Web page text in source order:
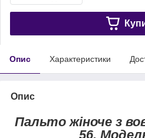
Опис Характеристики
Опис
Пальто жіноче з
56.